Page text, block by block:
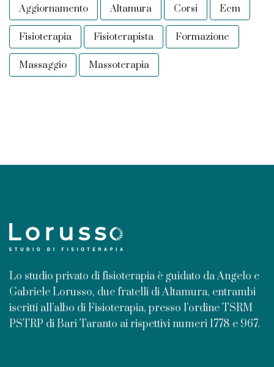
Aggiornamento Altamura Corsi Ecm
Fisioterapia Fisioterapista Formazione
Massaggio Massoterapia
Lo studio privato di fisioterapia è guidato da Angelo e
Gabriele Lorusso, due fratelli di Altamura, entrambi
iscritti all’albo di Fisioterapia, presso l’ordine TSRM
PSTRP di Bari Taranto ai rispettivi numeri 1778 e 967.